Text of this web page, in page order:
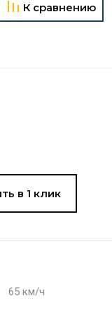
в 1 клик
65 км/ч
К сравнению